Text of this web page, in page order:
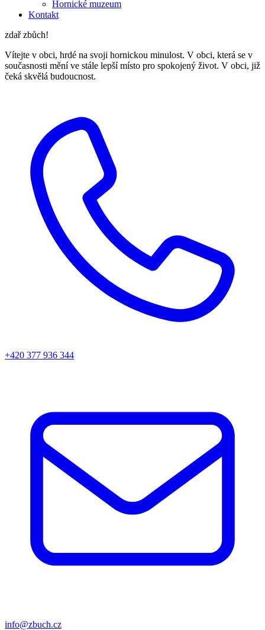
Hornické muzeum
Kontakt
zdař zbůch!
Vítejte v obci, hrdé na svoji hornickou minulost. V obci, která se v
současnosti mění ve stále lepší místo pro spokojený život. V obci, již
čeká skvělá budoucnost.
+420 377 936 344
info@zbuch.cz